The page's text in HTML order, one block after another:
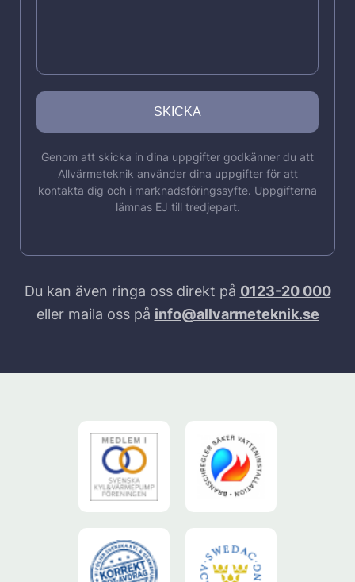
Genom att skicka in dina uppgifter godkänner du att
Allvärmeteknik använder dina uppgifter för att
kontakta dig och i marknadsföringssyfte. Uppgifterna
lämnas EJ till tredjepart.
Du kan även ringa oss direkt på 0123-20 000
eller maila oss på info@allvarmeteknik.se